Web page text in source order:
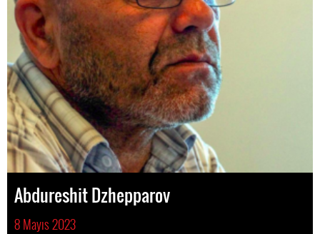
Abdureshit Dzhepparov
8 Mayıs 2023